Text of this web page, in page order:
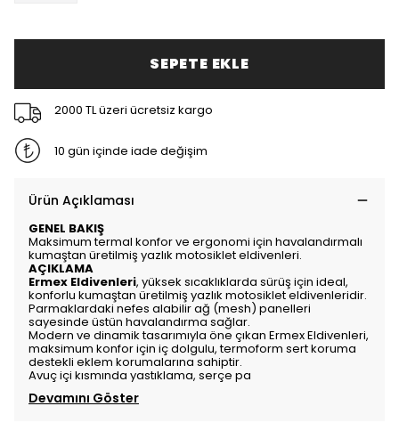
SEPETE EKLE
2000 TL üzeri ücretsiz kargo
10 gün içinde iade değişim
Ürün Açıklaması
GENEL BAKIŞ
Maksimum termal konfor ve ergonomi için havalandırmalı
kumaştan üretilmiş yazlık motosiklet eldivenleri.
AÇIKLAMA
Ermex Eldivenleri, yüksek sıcaklıklarda sürüş için ideal,
konforlu kumaştan üretilmiş yazlık motosiklet eldivenleridir.
Parmaklardaki nefes alabilir ağ (mesh) panelleri
sayesinde üstün havalandırma sağlar.
Modern ve dinamik tasarımıyla öne çıkan Ermex Eldivenleri,
maksimum konfor için iç dolgulu, termoform sert koruma
destekli eklem korumalarına sahiptir.
Avuç içi kısmında yastıklama, serçe pa
Devamını Göster